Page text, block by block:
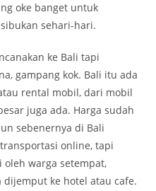
oke banget untuk
sehari-hari.
ke Bali tapi
gampang kok. Bali itu ada
rental mobil, dari mobil
juga ada. Harga sudah
sebenernya di Bali
online, tapi
warga setempat,
ke hotel atau cafe.